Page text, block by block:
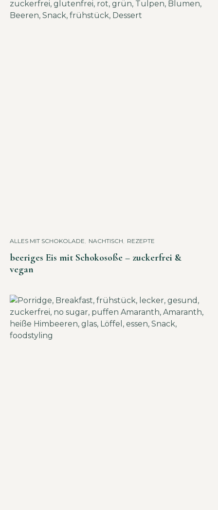
ALLES MIT SCHOKOLADE, NACHTISCH, REZEPTE
beeriges Eis mit Schokosoße – zuckerfrei &
vegan